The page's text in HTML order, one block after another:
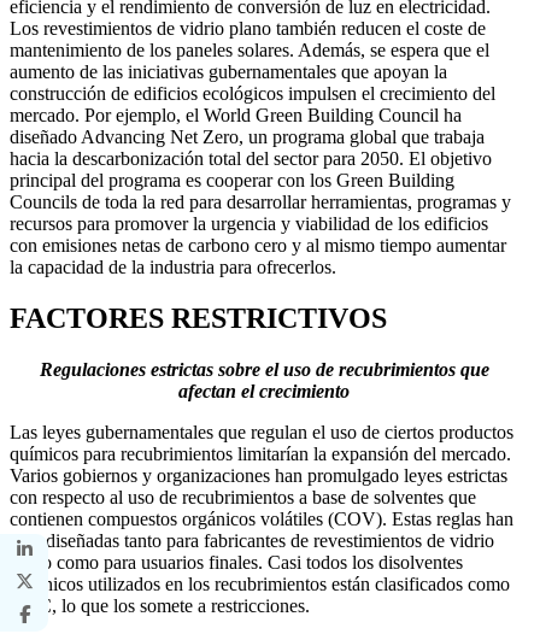
eficiencia y el rendimiento de conversión de luz en electricidad.
Los revestimientos de vidrio plano también reducen el coste de
mantenimiento de los paneles solares. Además, se espera que el
aumento de las iniciativas gubernamentales que apoyan la
construcción de edificios ecológicos impulsen el crecimiento del
mercado. Por ejemplo, el World Green Building Council ha
diseñado Advancing Net Zero, un programa global que trabaja
hacia la descarbonización total del sector para 2050. El objetivo
principal del programa es cooperar con los Green Building
Councils de toda la red para desarrollar herramientas, programas y
recursos para promover la urgencia y viabilidad de los edificios
con emisiones netas de carbono cero y al mismo tiempo aumentar
la capacidad de la industria para ofrecerlos.
FACTORES RESTRICTIVOS
Regulaciones estrictas sobre el uso de recubrimientos que
afectan el crecimiento
Las leyes gubernamentales que regulan el uso de ciertos productos
químicos para recubrimientos limitarían la expansión del mercado.
Varios gobiernos y organizaciones han promulgado leyes estrictas
con respecto al uso de recubrimientos a base de solventes que
contienen compuestos orgánicos volátiles (COV). Estas reglas han
sido diseñadas tanto para fabricantes de revestimientos de vidrio
plano como para usuarios finales. Casi todos los disolventes
orgánicos utilizados en los recubrimientos están clasificados como
VOC, lo que los somete a restricciones.